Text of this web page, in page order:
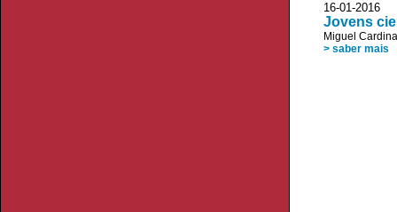
16-01-
Jovens
Miguel Cardina
> saber mais